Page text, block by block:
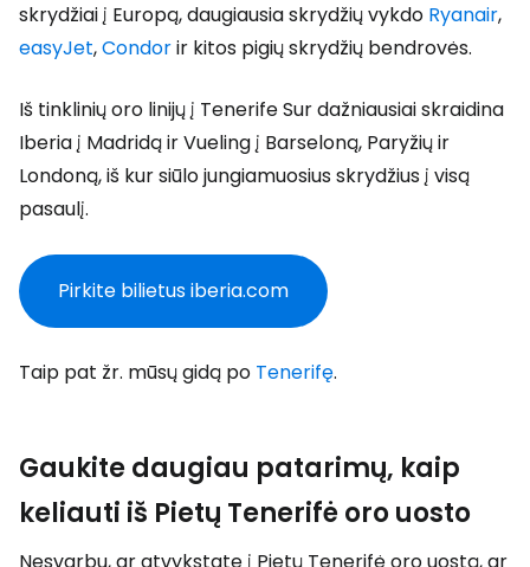
skrydžiai į Europą, daugiausia skrydžių vykdo Ryanair,
easyJet,Condorir kitos pigių skrydžių bendrovės.
Iš tinklinių oro linijų į Tenerife Sur dažniausiai skraidina
Iberia į Madridą ir Vueling į Barseloną, Paryžių ir
Londoną, iš kur siūlo jungiamuosius skrydžius į visą
pasaulį.
Pirkite bilietus iberia.com
Taip pat žr. mūsų gidą po Tenerifę.
Gaukite daugiau patarimų, kaip
keliauti iš Pietų Tenerifė oro uosto